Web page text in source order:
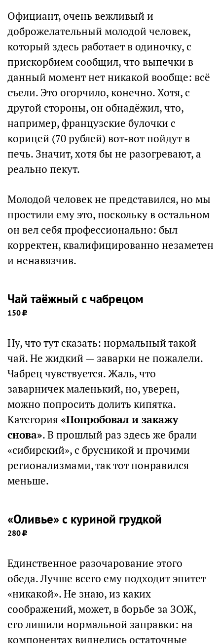
Официант, очень вежливый и
доброжелательный молодой человек,
который здесь работает в одиночку, с
прискорбием сообщил, что выпечки в
данный момент нет никакой вообще: всё
съели. Это огорчило, конечно. Хотя, с
другой стороны, он обнадёжил, что,
например, французские булочки с
корицей (70 рублей) вот-вот пойдут в
печь. Значит, хотя бы не разогревают, а
реально пекут.
Молодой человек не представился, но мы
простили ему это, поскольку в остальном
он вел себя профессионально: был
корректен, квалифицированно незаметен
и ненавязчив.
Чай таёжный с чабрецом
150
Ну, что тут сказать: нормальный такой
чай. Не жидкий — заварки не пожалели.
Чабрец чувствуется. Жаль, что
заварничек маленький, но, уверен,
можно попросить долить кипятка.
Категория«Попробовал и закажу
снова». В прошлый раз здесь же брали
«сибирский», с брусникой и прочими
регионализмами, так тот понравился
меньше.
«Оливье» с куриной грудкой
280
Единственное разочарование этого
обеда. Лучше всего ему подходит эпитет
«никакой». Не знаю, из каких
соображений, может, в борьбе за ЗОЖ,
его лишили нормальной заправки: на
компонентах виднелись остаточные